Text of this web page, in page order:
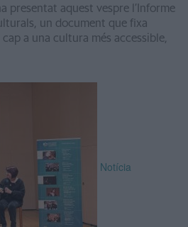
presentat aquest vespre l’Informe
un document que fixa
a una cultura més accessible,
Notícia